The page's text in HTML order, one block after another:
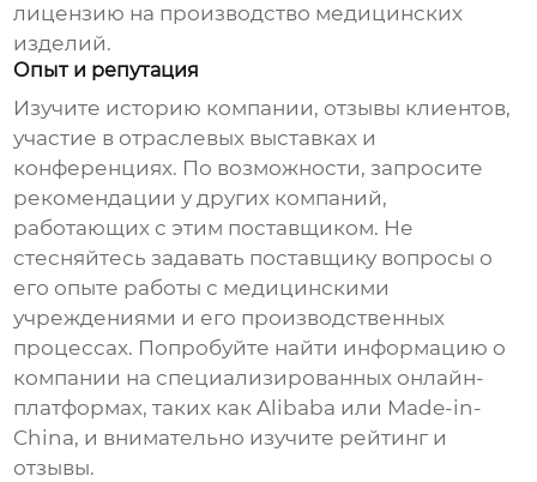
лицензию на производство медицинских
изделий.
Опыт и репутация
Изучите историю компании, отзывы клиентов,
участие в отраслевых выставках и
конференциях. По возможности, запросите
рекомендации у других компаний,
работающих с этим поставщиком. Не
стесняйтесь задавать поставщику вопросы о
его опыте работы с медицинскими
учреждениями и его производственных
процессах. Попробуйте найти информацию о
компании на специализированных онлайн-
платформах, таких как Alibaba или Made-in-
China, и внимательно изучите рейтинг и
отзывы.